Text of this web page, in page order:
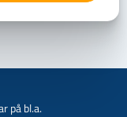
på bl.a.